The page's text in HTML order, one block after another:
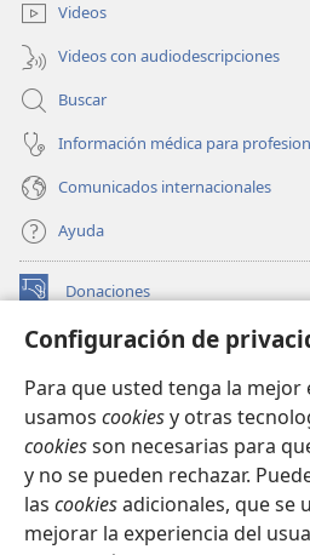
Configuración de
Para que usted tenga la mejor
usamos cookiesy otras
cookiesson necesarias para
y no se pueden rechazar.
las cookiesadicionales, que se
mejorar la experiencia del
ventana)Videos
Videos con audiodescripciones
Buscar
Información médica para
Comunicados internacionales
Ayuda
Donaciones
(abre
nueva BIBLIOTECA EN LÍNEA
una
nueva
ventana)
JW Hub
(abre
una
nueva
ventana)
JW Library
Watchtower Library